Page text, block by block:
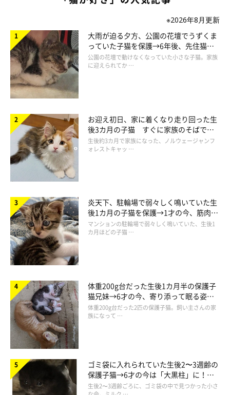
※2026年8月更新
大雨が迫る夕方、公園の花壇でうずくま
っていた子猫を保護→6年後、先住猫
と“姉妹”のような関係に
公園の花壇で動けなくなっていた小さな子猫。家族
に迎えられてか …
お迎え初日、家に着くなり走り回った生
後3カ月の子猫 すぐに家族のそばで落
ち着く姿に「迎えてよかった」
生後約3カ月で家族になった、ノルウェージャンフ
ォレストキャッ …
炎天下、駐輪場で弱々しく鳴いていた生
後1カ月の子猫を保護→1才の今、筋肉質
でツンデレなコに成長
マンションの駐輪場で弱々しく鳴いていた、生後1
カ月ほどの子猫 …
体重200g台だった生後1カ月半の保護子
猫兄妹→6才の今、寄り添って眠る姿に
ほっこり！
体重200g台だった2匹の保護子猫。飼い主さんの家
族になって …
ゴミ袋に入れられていた生後2〜3週齢の
保護子猫→6才の今は「大黒柱」に！
美しい黒猫に成長した姿にグッとくる
生後2〜3週齢ごろに、ゴミ袋の中で見つかった小さ